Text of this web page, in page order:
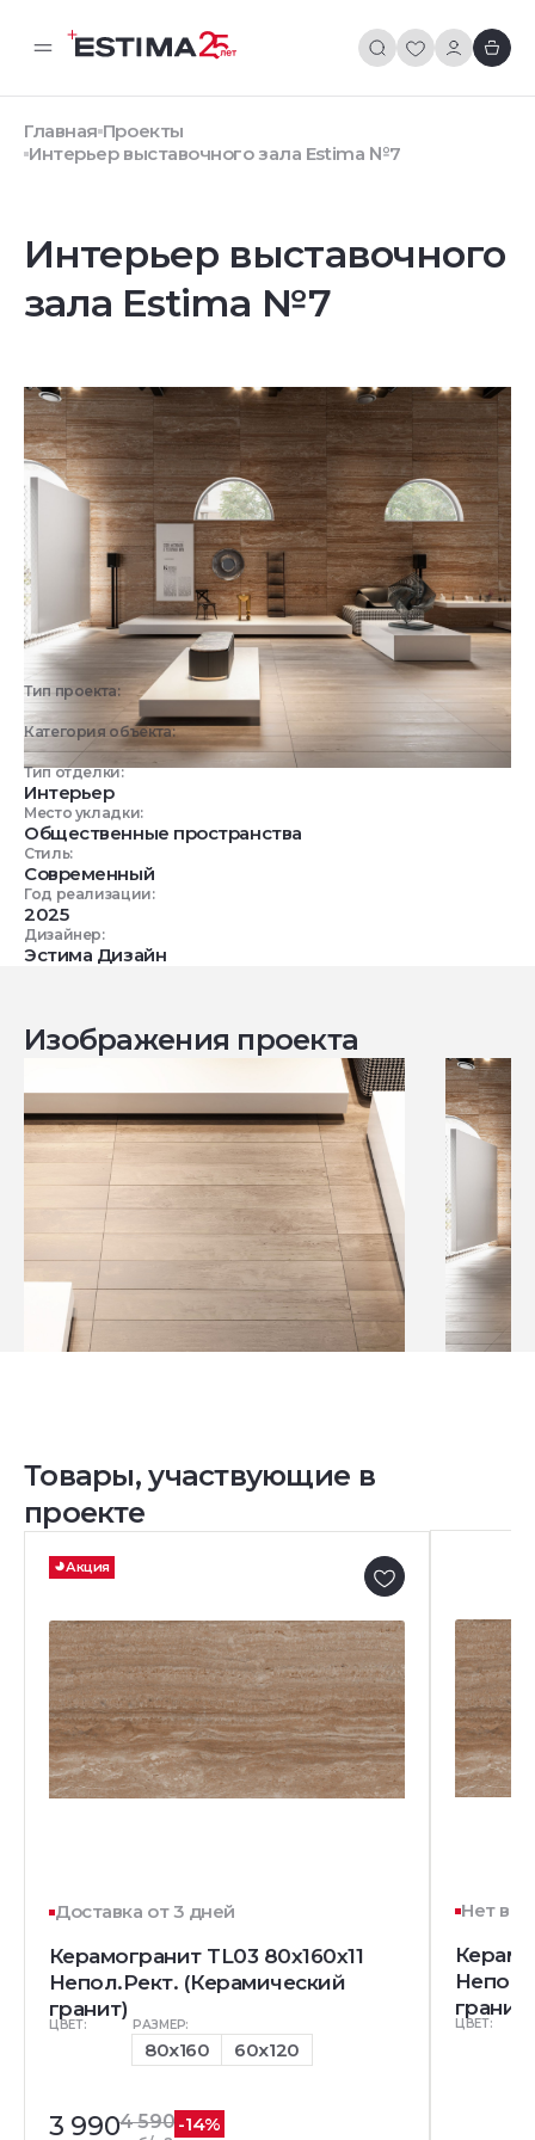
Главная Проекты
Интерьер выставочного зала Estima №7
Интерьер выставочного
зала Estima №7
Тип проекта:
3D визуализация
Категория объекта:
Коммерческие объекты
Тип отделки:
Интерьер
Место укладки:
Общественные пространства
Стиль:
Современный
Год реализации:
2025
Дизайнер:
Эстима Дизайн
Изображения проекта
Товары, участвующие в
проекте
Акция
Доставка от 3 дней
Керамогранит TL03 80x160x11
Непол.Рект. (Керамический
гранит)
ЦВЕТ: РАЗМЕР:
80x160 60x120
3 9904 590-14%
Нет в
гранит)
ЦВЕТ: